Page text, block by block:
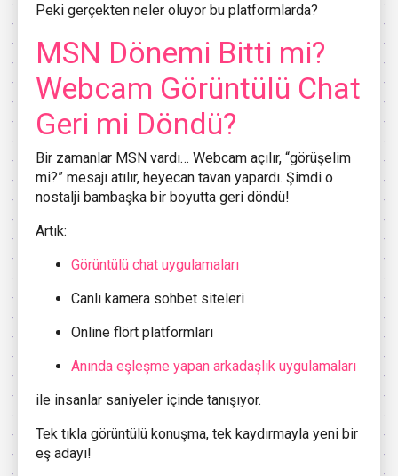
Peki gerçekten neler oluyor bu platformlarda?
MSN Dönemi Bitti mi?
Webcam Görüntülü Chat
Geri mi Döndü?
Bir zamanlar MSN vardı… Webcam açılır, “görüşelim
mi?” mesajı atılır, heyecan tavan yapardı. Şimdi o
nostalji bambaşka bir boyutta geri döndü!
Artık:
Görüntülü chat uygulamaları
Canlı kamera sohbet siteleri
Online flört platformları
Anında eşleşme yapan arkadaşlık uygulamaları
ile insanlar saniyeler içinde tanışıyor.
Tek tıkla görüntülü konuşma, tek kaydırmayla yeni bir
eş adayı!